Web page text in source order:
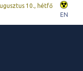
10., hétfő
EN